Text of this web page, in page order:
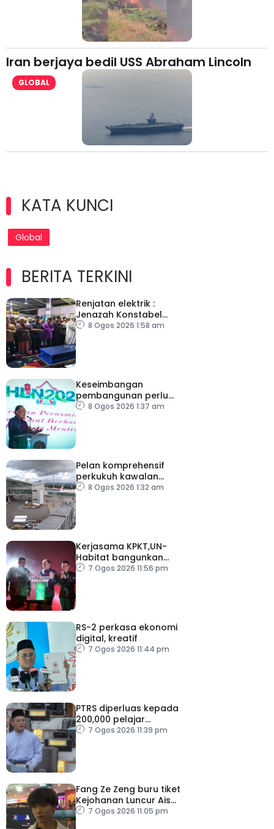
Iran berjaya bedil USS Abraham Lincoln
GLOBAL
KATA KUNCI
Global
BERITA TERKINI
Renjatan elektrik :
Jenazah Konstabel
Muhammad Raimi
8 Ogos 2026 1:58 am
Keseimbangan
pembangunan perlu
ambil kira lokasi tumpuan
8 Ogos 2026 1:37 am
Pelan komprehensif
perkukuh kawalan
keselamatan di semua
8 Ogos 2026 1:32 am
Kerjasama KPKT,UN-
Habitat bangunkan
inisiatif My Public Space
7 Ogos 2026 11:56 pm
RS-2 perkasa ekonomi
digital, kreatif
7 Ogos 2026 11:44 pm
PTRS diperluas kepada
200,000 pelajar
menjelang 2030
7 Ogos 2026 11:39 pm
Fang Ze Zeng buru tiket
Kejohanan Luncur Ais
Dunia 2027
7 Ogos 2026 11:05 pm